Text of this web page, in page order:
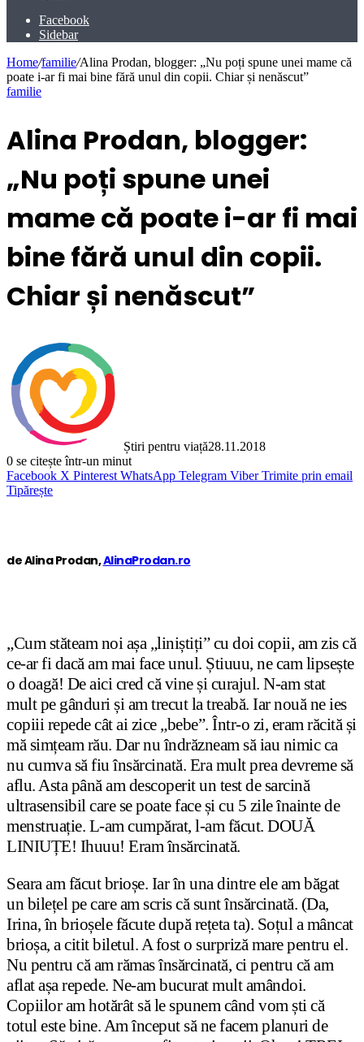
Facebook
Sidebar
Home/familie/Alina Prodan, blogger: „Nu poți spune unei mame că
poate i-ar fi mai bine fără unul din copii. Chiar și nenăscut”
familie
Alina Prodan, blogger:
„Nu poți spune unei
mame că poate i-ar fi mai
bine fără unul din copii.
Chiar și nenăscut”
Știri pentru viață28.11.2018
0 se citește într-un minut
Facebook X Pinterest WhatsApp Telegram Viber Trimite prin email
Tipărește
de Alina Prodan,AlinaProdan.ro
„Cum stăteam noi așa „liniștiți” cu doi copii, am zis că
ce-ar fi dacă am mai face unul. Știuuu, ne cam lipsește
o doagă! De aici cred că vine și curajul. N-am stat
mult pe gânduri și am trecut la treabă. Iar nouă ne ies
copiii repede cât ai zice „bebe”. Într-o zi, eram răcită și
mă simțeam rău. Dar nu îndrăzneam să iau nimic ca
nu cumva să fiu însărcinată. Era mult prea devreme să
aflu. Asta până am descoperit un test de sarcină
ultrasensibil care se poate face și cu 5 zile înainte de
menstruație. L-am cumpărat, l-am făcut. DOUĂ
LINIUȚE! Ihuuu! Eram însărcinată.
Seara am făcut brioșe. Iar în una dintre ele am băgat
un bilețel pe care am scris că sunt însărcinată. (Da,
Irina, în brioșele făcute după rețeta ta). Soțul a mâncat
brioșa, a citit biletul. A fost o surpriză mare pentru el.
Nu pentru că am rămas însărcinată, ci pentru că am
aflat așa repede. Ne-am bucurat mult amândoi.
Copiilor am hotărât să le spunem când vom ști că
totul este bine. Am început să ne facem planuri de